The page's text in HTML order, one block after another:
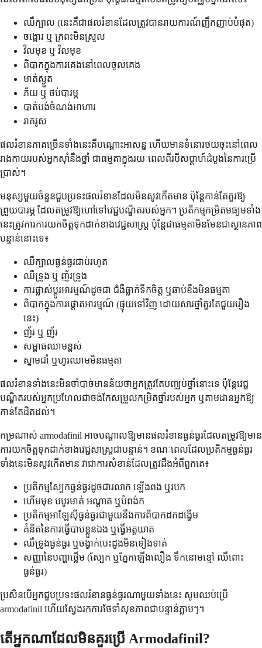
ឈឺក្បាល (នេះគឺជាផលរំខានដែលត្រូវបានរាយការណ៍ញឹកញាប់បំផុត)
ចង្អោរ ឬ ក្រពះមិនស្រួល
វិលមុខ ឬ វិលមុខ
ពិបាកក្នុងការគេងនៅពេលចូលគេង
មាត់ស្ងួត
ភ័យ ឬ ថប់បារម្ភ
បាត់បង់ចំណង់អាហារ
រាគរូស
ផលរំខានភាគច្រើនទាំងនេះគឺបណ្តោះអាសន្ន ហើយមានទំនោរថយចុះនៅពេល
រាងកាយរបស់អ្នកស៊ាំនឹងថ្នាំ ជាធម្មតាក្នុងរយៈពេលពីរបីសប្តាហ៍ដំបូងនៃការប្រើ
ប្រាស់។
មនុស្សមួយចំនួនជួបប្រទះផលរំខានដែលមិនសូវកើតមាន ប៉ុន្តែកាន់តែគួរឱ្យ
ព្រួយបារម្ភ ដែលតម្រូវឱ្យហៅទៅវេជ្ជបណ្ឌិតរបស់អ្នក។ ប្រតិកម្មកម្រិតមធ្យមទាំង
នេះត្រូវការការយកចិត្តទុកដាក់ខាងវេជ្ជសាស្ត្រ ប៉ុន្តែជាធម្មតាមិនមែនជាស្ថានភាព
បន្ទាន់នោះទេ៖
ឈឺក្បាលធ្ងន់ធ្ងរជាប់រហូត
ឈឺទ្រូង ឬ ញ័រទ្រូង
ការផ្លាស់ប្តូរអារម្មណ៍ដូចជា ជំងឺធ្លាក់ទឹកចិត្ត ឬឆាប់ខឹងមិនធម្មតា
ពិបាកក្នុងការផ្តោតអារម្មណ៍ (ផ្ទុយទៅវិញ ដោយសារថ្នាំគួរតែជួយរឿង
នេះ)
ញ័រ ឬ ញ័រ
សម្ពាធឈាមខ្ពស់
ស្នាមជាំ ឬហូរឈាមមិនធម្មតា
ផលរំខានទាំងនេះមិនចាំបាច់មានន័យថាអ្នកត្រូវតែបញ្ឈប់ថ្នាំនោះទេ ប៉ុន្តែវេជ្ជ
បណ្ឌិតរបស់អ្នកប្រហែលជាចង់កែសម្រួលកម្រិតថ្នាំរបស់អ្នក ឬតាមដានអ្នកឱ្យ
កាន់តែដិតដល់។
កម្រណាស់ armodafinil អាចបណ្តាលឱ្យមានផលរំខានធ្ងន់ធ្ងរដែលតម្រូវឱ្យមាន
ការយកចិត្តទុកដាក់ខាងវេជ្ជសាស្ត្រជាបន្ទាន់។ ខណៈពេលដែលប្រតិកម្មធ្ងន់ធ្ងរ
ទាំងនេះមិនសូវកើតមាន វាជាការសំខាន់ដែលត្រូវដឹងអំពីពួកគេ៖
ប្រតិកម្មស្បែកធ្ងន់ធ្ងរដូចជារលាក ឡើងពង ឬរបក
ហើមមុខ បបូរមាត់ អណ្តាត ឬបំពង់ក
ប្រតិកម្មអាឡែស៊ីធ្ងន់ធ្ងរជាមួយនឹងការពិបាកដកដង្ហើម
គំនិតនៃការធ្វើបាបខ្លួនឯង ឬធ្វើអត្តឃាត
ឈឺទ្រូងធ្ងន់ធ្ងរ ឬចង្វាក់បេះដូងមិនទៀងទាត់
សញ្ញានៃបញ្ហាថ្លើម (ស្បែក ឬភ្នែកឡើងលឿង ទឹកនោមខ្មៅ ឈឺពោះ
ធ្ងន់ធ្ងរ)
ប្រសិនបើអ្នកជួបប្រទះផលរំខានធ្ងន់ធ្ងរណាមួយទាំងនេះ សូមឈប់ប្រើ
armodafinil ហើយស្វែងរកការថែទាំសុខភាពជាបន្ទាន់ភ្លាមៗ។
តើអ្នកណាដែលមិនគួរប្រើ Armodafinil?